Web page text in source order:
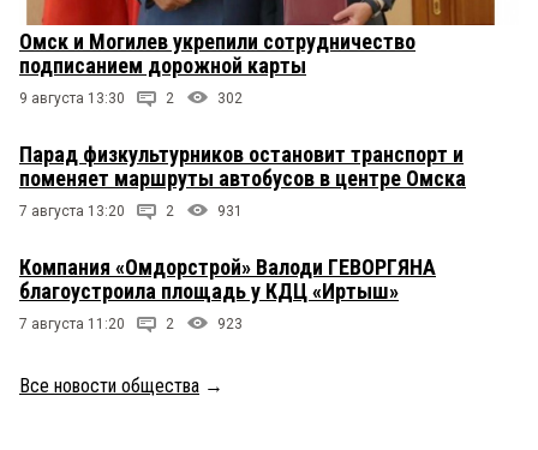
Омск и Могилев укрепили сотрудничество
подписанием дорожной карты
9 августа 13:30 2 302
Парад физкультурников остановит транспорт и
поменяет маршруты автобусов в центре Омска
7 августа 13:20 2 931
Компания «Омдорстрой» Валоди ГЕВОРГЯНА
благоустроила площадь у КДЦ «Иртыш»
7 августа 11:20 2 923
Все новости общества →